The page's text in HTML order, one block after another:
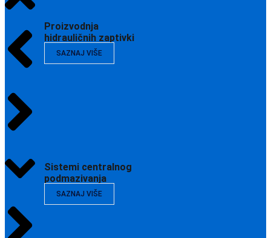
Proizvodnja
hidrauličnih zaptivki
SAZNAJ VIŠE
Sistemi centralnog
podmazivanja
SAZNAJ VIŠE